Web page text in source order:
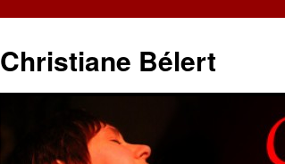
Christiane Bélert